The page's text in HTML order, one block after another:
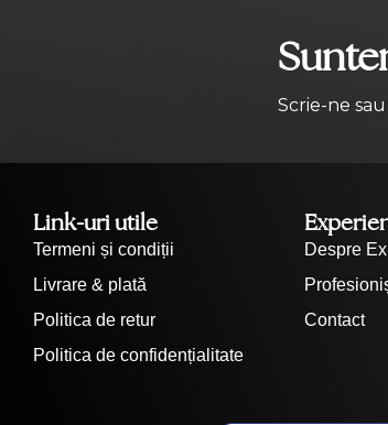
Scrie-ne
Link-uri utile
Termeni și condiții
Livrare & plată
Politica de retur
Politica de confidențialitate
Despre
Contact